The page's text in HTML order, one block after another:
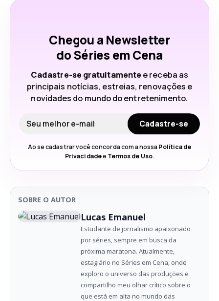
Chegou a Newsletter
do Séries em Cena
Cadastre-se gratuitamente e receba as
principais notícias, estreias, renovações e
novidades do mundo do entretenimento.
Seu e-mail
Cadastre-se
Ao se cadastrar você concorda com a nossa Política de
Privacidadee Termos de Uso.
SOBRE O AUTOR
Lucas Emanuel
Estudante de jornalismo apaixonado
por séries, sempre em busca da
próxima maratona. Atualmente,
estagiário no Séries em Cena, onde
exploro o universo das produções e
compartilho meu olhar crítico sobre o
que está em alta no mundo das